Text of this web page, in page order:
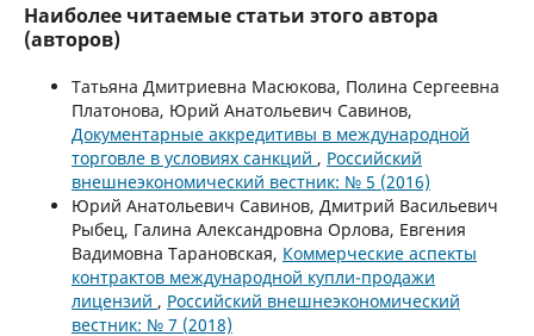
Наиболее читаемые статьи этого автора
(авторов)
Татьяна Дмитриевна Масюкова, Полина Сергеевна
Платонова, Юрий Анатольевич Савинов,
Документарные аккредитивы в международной
торговле в условиях санкций , Российский
внешнеэкономический вестник: № 5 (2016)
Юрий Анатольевич Савинов, Дмитрий Васильевич
Рыбец, Галина Александровна Орлова, Евгения
Вадимовна Тарановская, Коммерческие аспекты
контрактов международной купли-продажи
лицензий , Российский внешнеэкономический
вестник: № 7 (2018)